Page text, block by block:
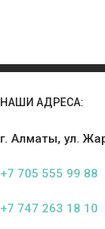
НАШИ АДРЕСА:
г. Алматы, ул.
+7 705 555 99 88
+7 747 263 18 10